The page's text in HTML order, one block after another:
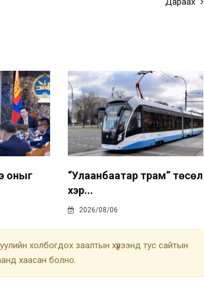
оныг
“Улаанбаатар трам” төсөл
хэр...
2026/08/06
холбогдох заалтын хүрээнд тус сайтын
хаасан болно.